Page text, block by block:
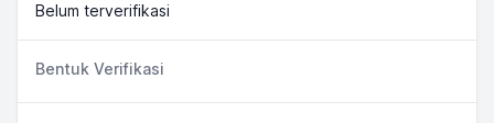
Belum terverifikasi
Bentuk Verifikasi